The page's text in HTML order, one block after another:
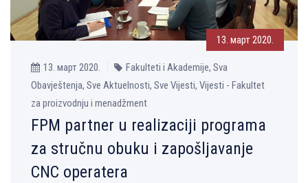
13. март 2020.
13. март 2020.
Fakulteti i Akademije, Sva
Obavještenja, Sve Aktuelnosti, Sve Vijesti, Vijesti - Fakultet
za proizvodnju i menadžment
FPM partner u realizaciji programa
za stručnu obuku i zapošlјavanje
CNC operatera